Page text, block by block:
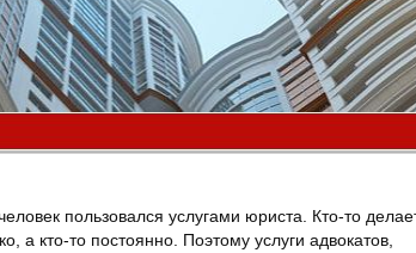
пользовался услугами юриста. Кто-то
а кто-то постоянно. Поэтому услуги адвокатов,